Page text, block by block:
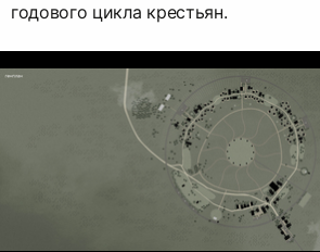
годового цикла крестьян.